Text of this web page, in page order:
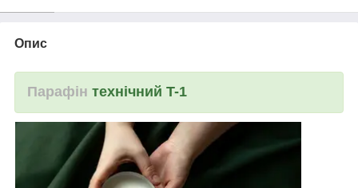
Опис
Парафін технічний T-1